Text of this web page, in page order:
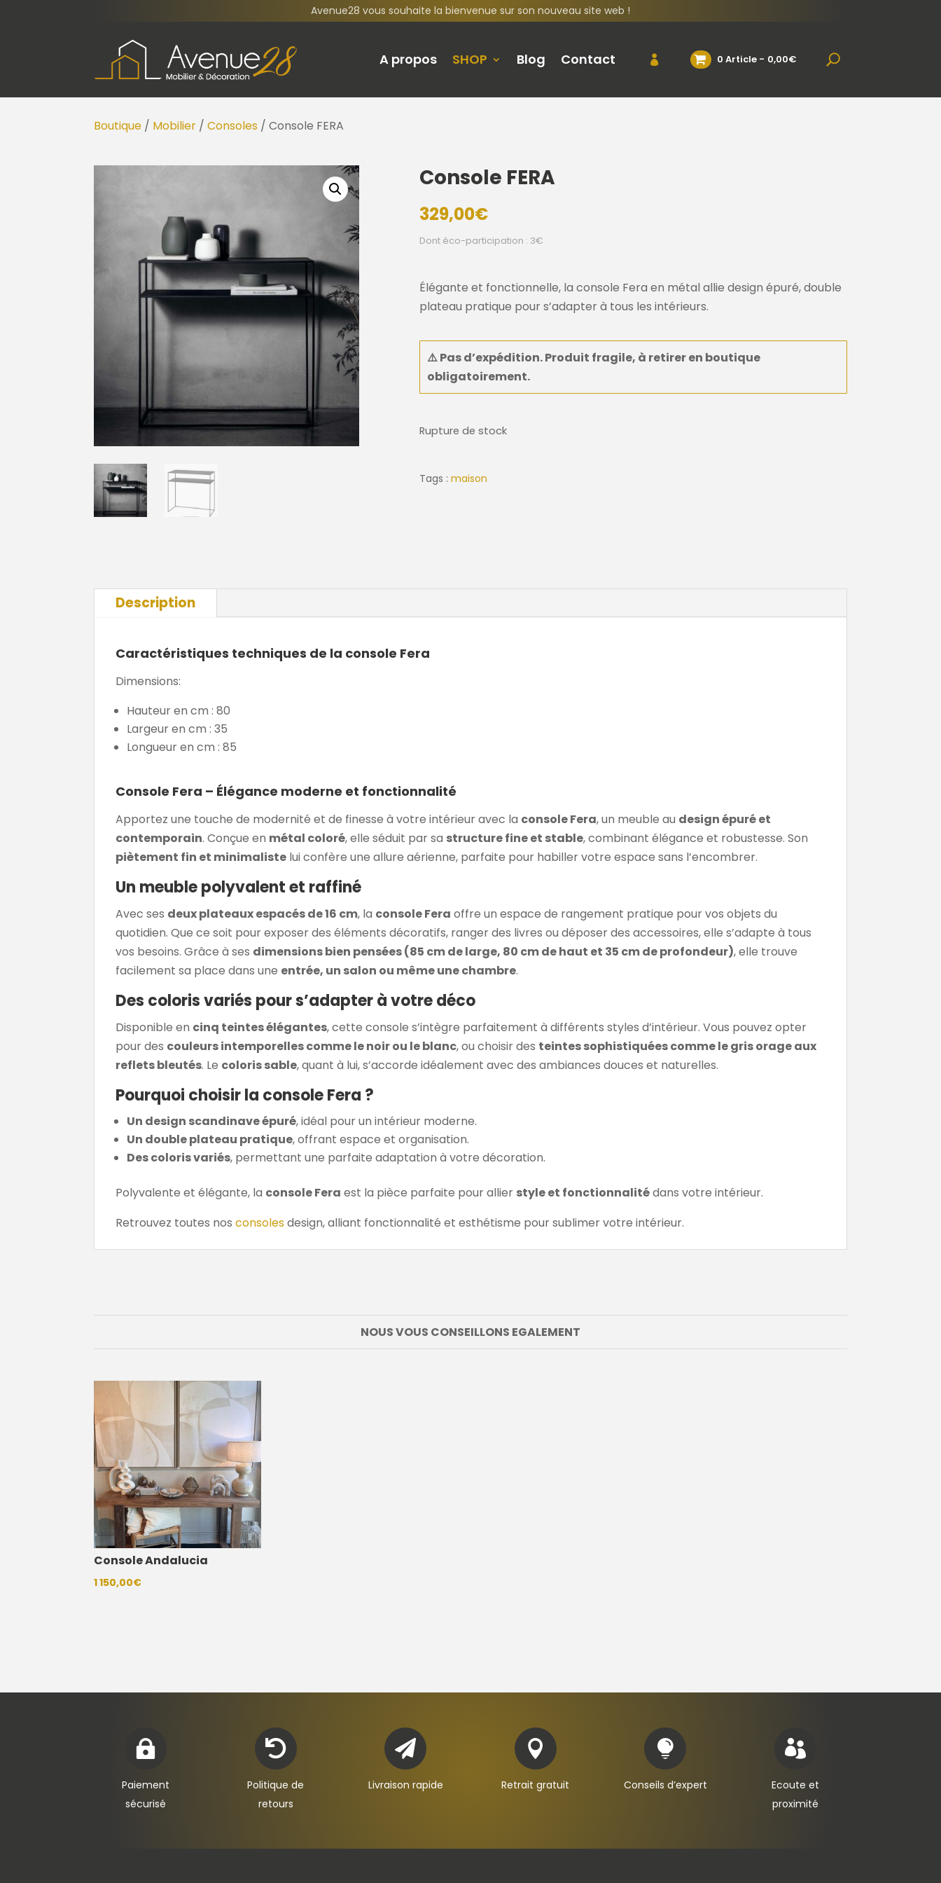
Avenue28 vous souhaite la bienvenue sur son nouveau site web !
A propos SHOP Blog Contact 0 Article 0,00€
Boutique / Mobilier /Consoles / Console FERA
Console FERA
329,00€
Dont éco-participation : 3€
Élégante et fonctionnelle, la console Fera en métal allie design épuré, double
plateau pratique pour s’adapter à tous les intérieurs.
⚠️Pas d’expédition. Produit fragile, à retirer en boutique
obligatoirement.
Rupture de stock
Tags : maison
Description
Caractéristiques techniques de la console Fera
Dimensions:
Hauteur en cm : 80
Largeur en cm : 35
Longueur en cm : 85
Console Fera – Élégance moderne et fonctionnalité
Apportez une touche de modernité et de finesse à votre intérieur avec la console Fera, un meuble au design épuré et
contemporain. Conçue en métal coloré, elle séduit par sa structure fine et stable, combinant élégance et robustesse. Son
piètement fin et minimaliste lui confère une allure aérienne, parfaite pour habiller votre espace sans l’encombrer.
Un meuble polyvalent et raffiné
Avec ses deux plateaux espacés de 16 cm, la console Fera offre un espace de rangement pratique pour vos objets du
quotidien. Que ce soit pour exposer des éléments décoratifs, ranger des livres ou déposer des accessoires, elle s’adapte à tous
vos besoins. Grâce à ses dimensions bien pensées (85 cm de large, 80 cm de haut et 35 cm de profondeur), elle trouve
facilement sa place dans une entrée, un salon ou même une chambre.
Des coloris variés pour s’adapter à votre déco
Disponible en cinq teintes élégantes, cette console s’intègre parfaitement à différents styles d’intérieur. Vous pouvez opter
pour des couleurs intemporelles comme le noir ou le blanc, ou choisir des teintes sophistiquées comme le gris orage aux
reflets bleutés. Le coloris sable, quant à lui, s’accorde idéalement avec des ambiances douces et naturelles.
Pourquoi choisir la console Fera ?
Un design scandinave épuré, idéal pour un intérieur moderne.
Un double plateau pratique, offrant espace et organisation.
Des coloris variés, permettant une parfaite adaptation à votre décoration.
Polyvalente et élégante, la console Fera est la pièce parfaite pour allier style et fonctionnalitédans votre intérieur.
Retrouvez toutes nosconsolesdesign, alliant fonctionnalité et esthétisme pour sublimer votre intérieur.
NOUS VOUS CONSEILLONS EGALEMENT
Console Andalucia
1 150,00€

Paiement
sécurisé

Politique de
retours

Livraison rapide

Retrait gratuit

Conseils d’expert

Ecoute et
proximité